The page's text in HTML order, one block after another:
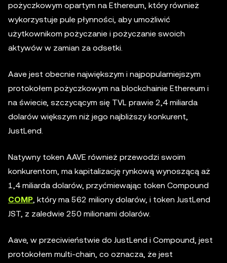
pożyczkowym opartym na Ethereum, który również
wykorzystuje pule płynności, aby umożliwić
użytkownikom pożyczanie i pożyczanie swoich
aktywów w zamian za odsetki.
Aave jest obecnie największym i najpopularniejszym
protokołem pożyczkowym na blockchainie Ethereum i
na świecie, szczycącym się TVL prawie 2,4 miliarda
dolarów większym niż jego najbliższy konkurent,
JustLend.
Natywny token AAVE również przewodzi swoim
konkurentom, ma kapitalizację rynkową wynoszącą aż
1,4 miliarda dolarów, przyćmiewając token Compound
COMP, który ma 562 miliony dolarów, i token JustLend
JST, z zaledwie 250 milionami dolarów.
Aave, w przeciwieństwie do JustLend i Compound, jest
protokołem multi-chain, co oznacza, że jest